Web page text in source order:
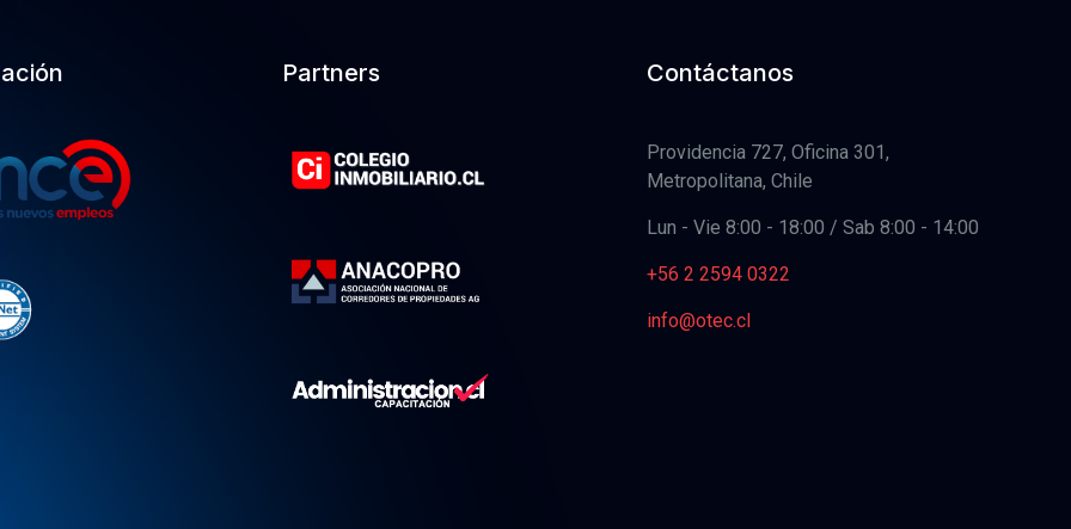
Partners Contáctanos
Providencia 727, Oficina 301,
Metropolitana, Chile
Lun - Vie 8:00 - 18:00 / Sab 8:00 - 14:00
+56 2 2594 0322
info@otec.cl